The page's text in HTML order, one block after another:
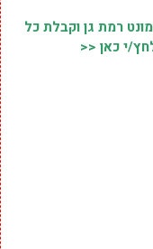
רמת גן וקבלת כל
י כאן <<